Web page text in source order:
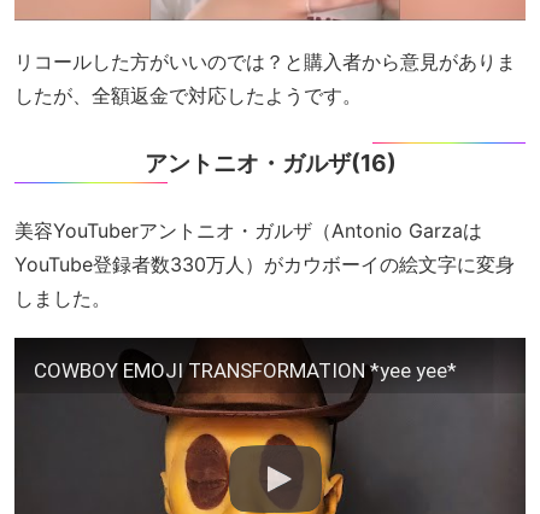
リコールした方がいいのでは？と購入者から意見がありま
したが、全額返金で対応したようです。
アントニオ・ガルザ(16)
美容YouTuberアントニオ・ガルザ（Antonio Garzaは
YouTube登録者数330万人）がカウボーイの絵文字に変身
しました。
COWBOY EMOJI TRANSFORMATION *yee yee*